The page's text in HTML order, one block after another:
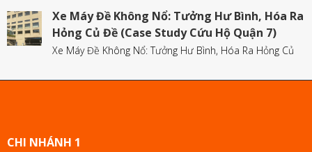
Xe Máy Đề Không Nổ: Tưởng Hư Bình, Hóa Ra
Hỏng Củ Đề (Case Study Cứu Hộ Quận 7)
Xe Máy Đề Không Nổ: Tưởng Hư Bình, Hóa Ra Hỏng Củ
CHI NHÁNH 1